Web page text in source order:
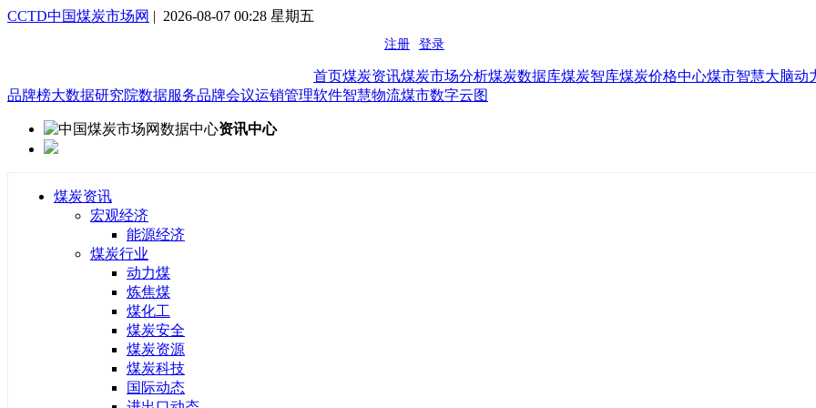
CCTD中国煤炭市场网 | 2026-08-07 00:28 星期五
首页煤炭资讯煤炭市场分析煤炭数据库煤炭智库煤炭价格中心煤市智慧大脑动
品牌榜大数据研究院数据服务品牌会议运销管理软件智慧物流煤市数字云图
资讯中心
煤炭资讯
宏观经济
能源经济
煤炭行业
动力煤
炼焦煤
煤化工
煤炭安全
煤炭资源
煤炭科技
国际动态